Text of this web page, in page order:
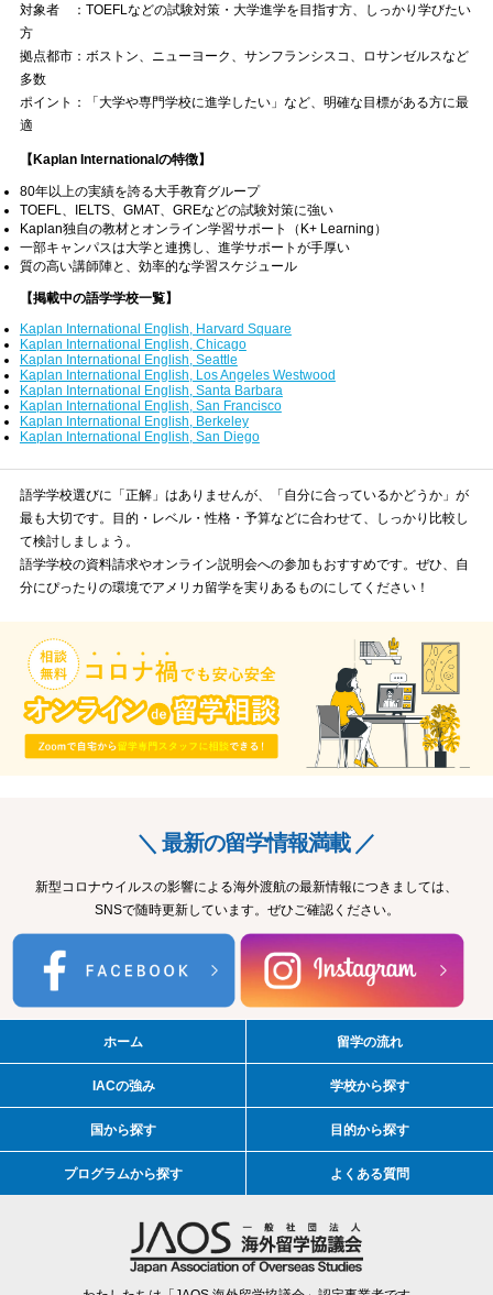
対象者 ：TOEFLなどの試験対策・大学進学を目指す方、しっかり学びたい
方
拠点都市：ボストン、ニューヨーク、サンフランシスコ、ロサンゼルスなど
多数
ポイント：「大学や専門学校に進学したい」など、明確な目標がある方に最
適
【Kaplan Internationalの特徴】
80年以上の実績を誇る大手教育グループ
TOEFL、IELTS、GMAT、GREなどの試験対策に強い
Kaplan独自の教材とオンライン学習サポート（K+ Learning）
一部キャンパスは大学と連携し、進学サポートが手厚い
質の高い講師陣と、効率的な学習スケジュール
【掲載中の語学学校一覧】
Kaplan International English, Harvard Square
Kaplan International English, Chicago
Kaplan International English, Seattle
Kaplan International English, Los Angeles Westwood
Kaplan International English, Santa Barbara
Kaplan International English, San Francisco
Kaplan International English, Berkeley
Kaplan International English, San Diego
語学学校選びに「正解」はありませんが、「自分に合っているかどうか」が
最も大切です。目的・レベル・性格・予算などに合わせて、しっかり比較し
て検討しましょう。
語学学校の資料請求やオンライン説明会への参加もおすすめです。ぜひ、自
分にぴったりの環境でアメリカ留学を実りあるものにしてください！
＼ 最新の留学情報満載 ／
新型コロナウイルスの影響による海外渡航の最新情報につきましては、
SNSで随時更新しています。ぜひご確認ください。
ホーム 留学の流れ
IACの強み 学校から探す
国から探す 目的から探す
プログラムから探す よくある質問